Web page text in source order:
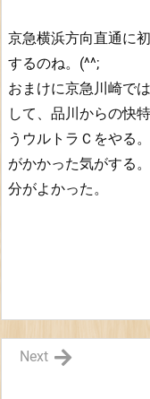
京急横浜方向直通に
するのね。(^^;
おまけに京急川崎で
して、品川からの快
うウルトラＣをやる
がかかった気がする
分がよかった。
Next